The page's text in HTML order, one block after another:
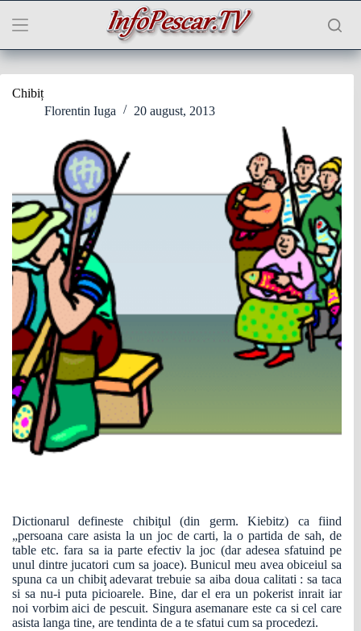
conținut
Chibiț
Florentin Iuga
20 august, 2013
Dictionarul defineste chibiţul (din germ. Kiebitz) ca fiind
„persoana care asista la un joc de carti, la o partida de sah, de
table etc. fara sa ia parte efectiv la joc (dar adesea sfatuind pe
unul dintre jucatori cum sa joace). Bunicul meu avea obiceiul sa
spuna ca un chibiţ adevarat trebuie sa aiba doua calitati : sa taca
si sa nu-i puta picioarele. Bine, dar el era un pokerist inrait iar
noi vorbim aici de pescuit. Singura asemanare este ca si cel care
asista langa tine, are tendinta de a te sfatui cum sa procedezi.